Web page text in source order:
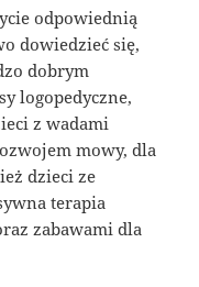
odpowiednią
dowiedzieć się,
dobrym
logopedyczne,
z wadami
mowy, dla
dzieci ze
terapia
zabawami dla